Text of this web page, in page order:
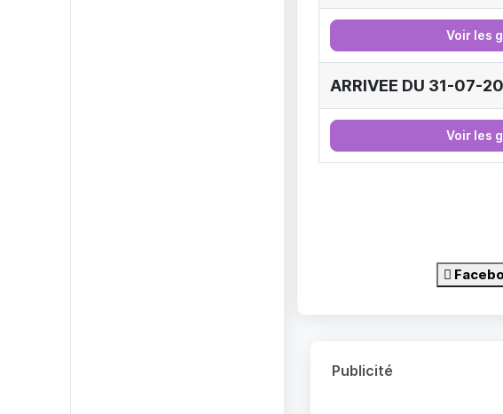
Voir les
ARRIVEE DU 31-07-
Voir les
Publicité